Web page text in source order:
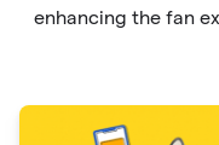
enhancing the fan
ways. With the
businesses and